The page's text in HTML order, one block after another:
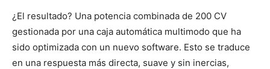
¿El resultado? Una potencia combinada de 200 CV
gestionada por una caja automática multimodo que ha
sido optimizada con un nuevo software. Esto se traduce
en una respuesta más directa, suave y sin inercias,